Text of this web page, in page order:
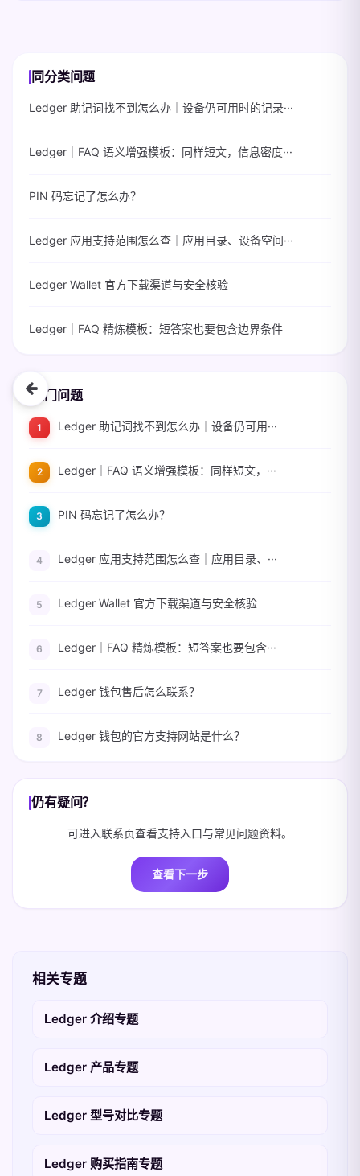
同分类问题
Ledger 助记词找不到怎么办｜设备仍可用时的记录···
Ledger｜FAQ 语义增强模板：同样短文，信息密度···
PIN 码忘记了怎么办？
Ledger 应用支持范围怎么查｜应用目录、设备空间···
Ledger Wallet 官方下载渠道与安全核验
Ledger｜FAQ 精炼模板：短答案也要包含边界条件
热门问题
Ledger 助记词找不到怎么办｜设备仍可用···
Ledger｜FAQ 语义增强模板：同样短文，···
PIN 码忘记了怎么办？
Ledger 应用支持范围怎么查｜应用目录、···
Ledger Wallet 官方下载渠道与安全核验
Ledger｜FAQ 精炼模板：短答案也要包含···
Ledger 钱包售后怎么联系？
Ledger 钱包的官方支持网站是什么？
仍有疑问？
可进入联系页查看支持入口与常见问题资料。
查看下一步
相关专题
Ledger 介绍专题
Ledger 产品专题
Ledger 型号对比专题
Ledger 购买指南专题